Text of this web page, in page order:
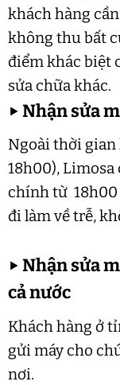
khách hàng
không thu bất
điểm khác biệt
sửa chữa khác.
▶Nhận sửa
Ngoài thời
18h00), Limosa
chính từ 18h00
đi làm về trễ,
▶Nhận sửa
cả nước
Khách hàng ở
gửi máy cho
nơi.